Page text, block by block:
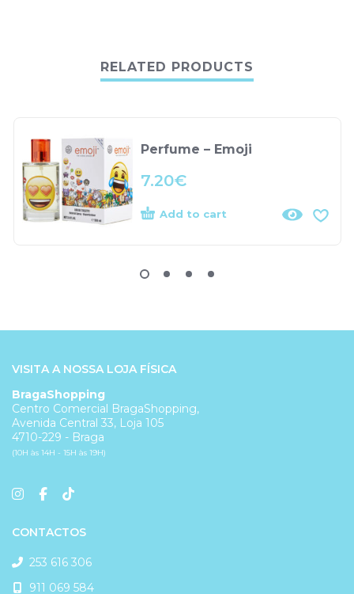
RELATED PRODUCTS
Perfume – Emoji
7.20€
Add to cart
VISITA A NOSSA LOJA FÍSICA
BragaShopping
Centro Comercial BragaShopping,
Avenida Central 33, Loja 105
4710-229 - Braga
(10H às 14H - 15H às 19H)
CONTACTOS
253 616 306
911 069 584